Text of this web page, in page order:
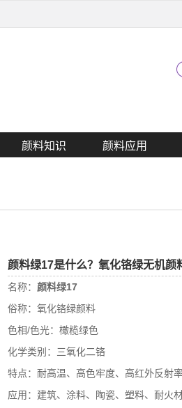
颜料知识 颜料应用
颜料绿17是什么？氧化铬绿无机
名称： 颜料绿17
俗称： 氧化铬绿颜料
色相/色光： 橄榄绿色
化学类别： 三氧化二铬
特点： 耐高温、高色牢度、高红外反射
应用： 建筑、涂料、陶瓷、塑料、耐火